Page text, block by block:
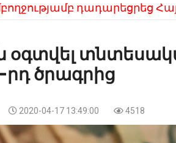
դադարեցրեց
օգտվել
րդ ծրագրից
2020-04-17 13:49:00 4518